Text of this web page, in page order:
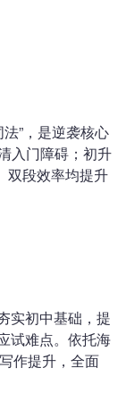
”，是逆袭核心
入门障碍；初升
双段效率均提升
实初中基础，提
试难点。依托海
作提升，全面